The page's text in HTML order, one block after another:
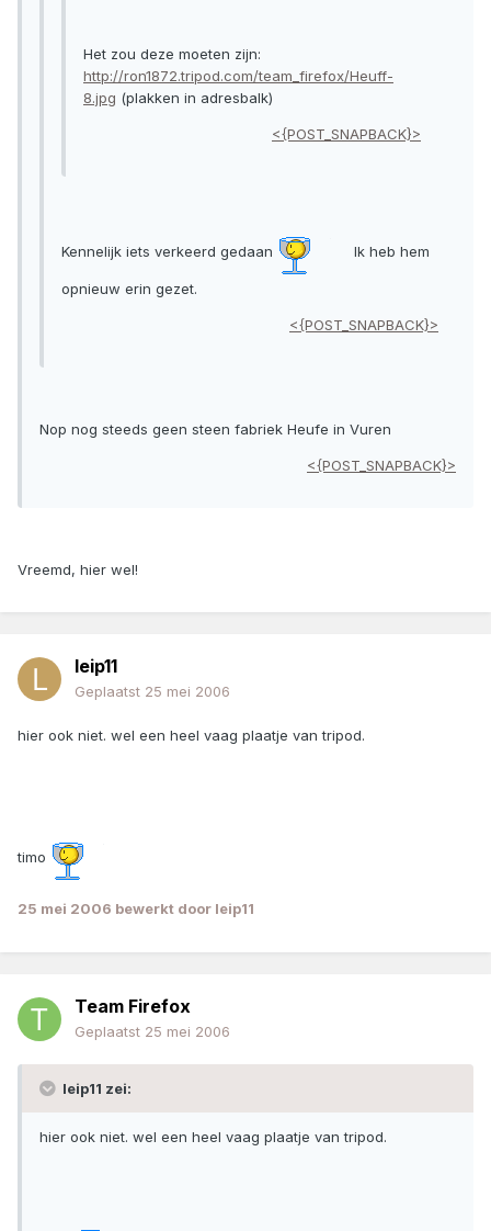
Het zou deze moeten zijn:
http://ron1872.tripod.com/team_firefox/Heuff-
8.jpg (plakken in adresbalk)
<{POST_SNAPBACK}>
Kennelijk iets verkeerd gedaan Ik heb hem
opnieuw erin gezet.
<{POST_SNAPBACK}>
Nop nog steeds geen steen fabriek Heufe in Vuren
<{POST_SNAPBACK}>
Vreemd, hier wel!
leip11
Geplaatst 25 mei 2006
hier ook niet. wel een heel vaag plaatje van tripod.
timo
25 mei 2006 bewerkt door leip11
Team Firefox
Geplaatst 25 mei 2006
leip11 zei:
hier ook niet. wel een heel vaag plaatje van tripod.